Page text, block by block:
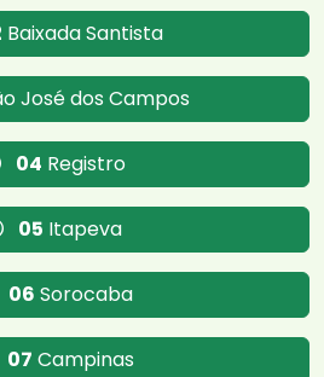
Baixada Santista
José dos Campos
04 Registro
05 Itapeva
06 Sorocaba
07 Campinas